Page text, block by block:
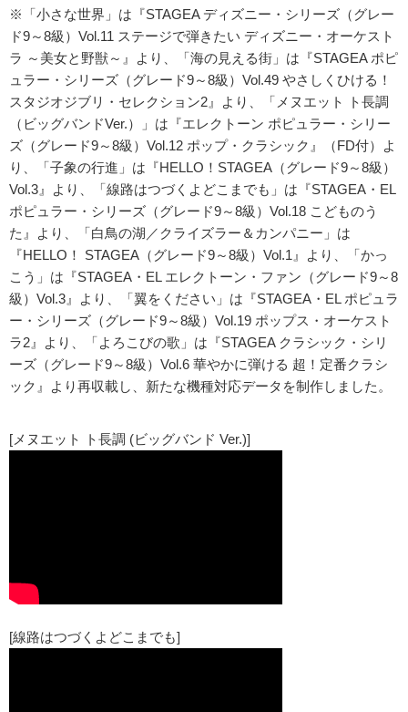
※「小さな世界」は『STAGEA ディズニー・シリーズ（グレー
ド9～8級）Vol.11 ステージで弾きたい ディズニー・オーケスト
ラ ～美女と野獣～』より、「海の見える街」は『STAGEA ポピ
ュラー・シリーズ（グレード9～8級）Vol.49 やさしくひける！
スタジオジブリ・セレクション2』より、「メヌエット ト長調
（ビッグバンドVer.）」は『エレクトーン ポピュラー・シリー
ズ（グレード9～8級）Vol.12 ポップ・クラシック』（FD付）よ
り、「子象の行進」は『HELLO！STAGEA（グレード9～8級）
Vol.3』より、「線路はつづくよどこまでも」は『STAGEA・EL
ポピュラー・シリーズ（グレード9～8級）Vol.18 こどものう
た』より、「白鳥の湖／クライズラー＆カンパニー」は
『HELLO！ STAGEA（グレード9～8級）Vol.1』より、「かっ
こう」は『STAGEA・EL エレクトーン・ファン（グレード9～8
級）Vol.3』より、「翼をください」は『STAGEA・EL ポピュラ
ー・シリーズ（グレード9～8級）Vol.19 ポップス・オーケスト
ラ2』より、「よろこびの歌」は『STAGEA クラシック・シリ
ーズ（グレード9～8級）Vol.6 華やかに弾ける 超！定番クラシ
ック』より再収載し、新たな機種対応データを制作しました。
[メヌエット ト長調 (ビッグバンド Ver.)]
[線路はつづくよどこまでも]